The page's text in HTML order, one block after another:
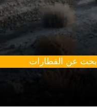
ابحث عن القطارات